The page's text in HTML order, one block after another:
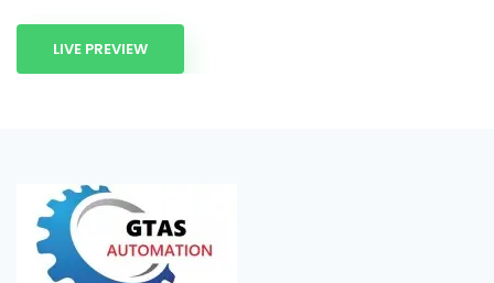
LIVE PREVIEW